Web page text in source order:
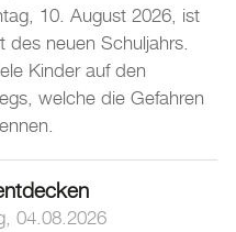
10. August 2026, ist
des neuen Schuljahrs.
Kinder auf den
welche die Gefahren
04.08.2026